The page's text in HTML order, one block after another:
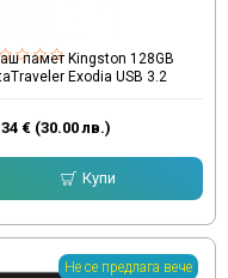
памет Kingston 128GB
Exodia USB 3.2
€ (30.00 лв.)
Купи
Не се предлага вече